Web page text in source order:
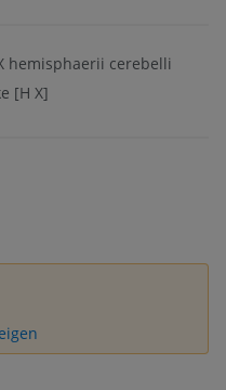
hemisphaerii cerebelli
[H X]